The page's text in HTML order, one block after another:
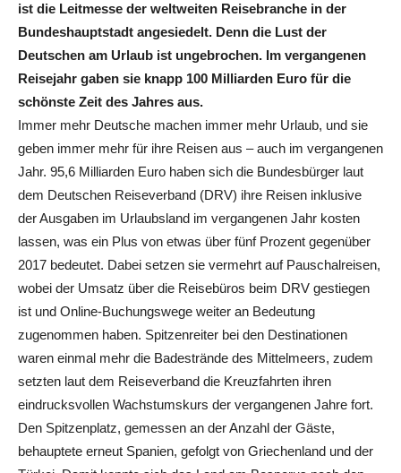
ist die Leitmesse der weltweiten Reisebranche in der
Bundeshauptstadt angesiedelt. Denn die Lust der
Deutschen am Urlaub ist ungebrochen. Im vergangenen
Reisejahr gaben sie knapp 100 Milliarden Euro für die
schönste Zeit des Jahres aus.
Immer mehr Deutsche machen immer mehr Urlaub, und sie
geben immer mehr für ihre Reisen aus – auch im vergangenen
Jahr. 95,6 Milliarden Euro haben sich die Bundesbürger laut
dem Deutschen Reiseverband (DRV) ihre Reisen inklusive
der Ausgaben im Urlaubsland im vergangenen Jahr kosten
lassen, was ein Plus von etwas über fünf Prozent gegenüber
2017 bedeutet. Dabei setzen sie vermehrt auf Pauschalreisen,
wobei der Umsatz über die Reisebüros beim DRV gestiegen
ist und Online-Buchungswege weiter an Bedeutung
zugenommen haben. Spitzenreiter bei den Destinationen
waren einmal mehr die Badestrände des Mittelmeers, zudem
setzten laut dem Reiseverband die Kreuzfahrten ihren
eindrucksvollen Wachstumskurs der vergangenen Jahre fort.
Den Spitzenplatz, gemessen an der Anzahl der Gäste,
behauptete erneut Spanien, gefolgt von Griechenland und der